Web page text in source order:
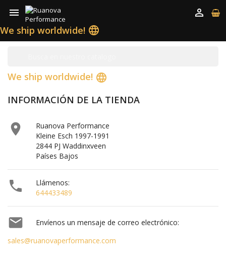


We ship worldwide! language
We ship worldwide! language
INFORMACIÓN DE LA TIENDA

Ruanova Performance
Kleine Esch 1997-1991
2844 PJ Waddinxveen
Países Bajos

Llámenos:
644433489

Envíenos un mensaje de correo electrónico:
sales@ruanovaperformance.com